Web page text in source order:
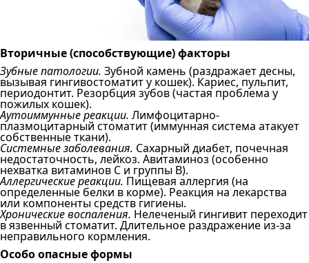
Вторичные (способствующие) факторы
Зубные патологии. Зубной камень (раздражает десны,
вызывая гингивостоматит у кошек). Кариес, пульпит,
периодонтит. Резорбция зубов (частая проблема у
пожилых кошек).
Аутоиммунные реакции. Лимфоцитарно-
плазмоцитарный стоматит (иммунная система атакует
собственные ткани).
Системные заболевания. Сахарный диабет, почечная
недостаточность, лейкоз. Авитаминоз (особенно
нехватка витаминов С и группы В).
Аллергические реакции. Пищевая аллергия (на
определенные белки в корме). Реакция на лекарства
или компоненты средств гигиены.
Хронические воспаления. Нелеченый гингивит переходит
в язвенный стоматит. Длительное раздражение из-за
неправильного кормления.
Особо опасные формы